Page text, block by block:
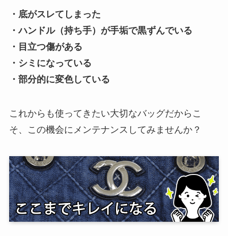
・底がスレてしまった
・ハンドル（持ち手）が手垢で黒ずんでいる
・目立つ傷がある
・シミになっている
・部分的に変色している
これからも使ってきたい大切なバッグだからこ
そ、この機会にメンテナンスしてみませんか？